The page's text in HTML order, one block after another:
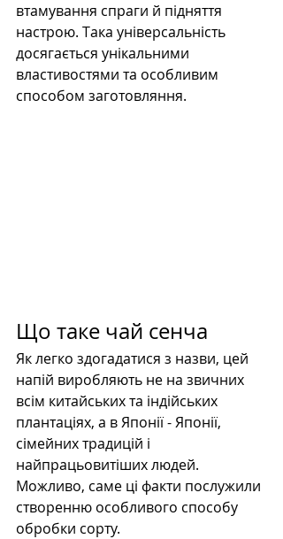
втамування спраги й підняття
настрою. Така універсальність
досягається унікальними
властивостями та особливим
способом заготовляння.
Що таке чай сенча
Як легко здогадатися з назви, цей
напій виробляють не на звичних
всім китайських та індійських
плантаціях, а в Японії - Японії,
сімейних традицій і
найпрацьовитіших людей.
Можливо, саме ці факти послужили
створенню особливого способу
обробки сорту.